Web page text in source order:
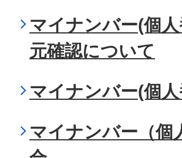
マイナンバー(個
元確認について
マイナンバー(個
マイナンバー（個